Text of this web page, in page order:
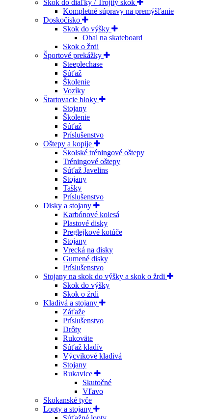
Skok do diaľky / Trojitý skok
Kompletné súpravy na premýšľanie
Doskočisko
Skok do výšky
Obal na skateboard
Skok o žrdi
Športové prekážky
Steeplechase
Súťaž
Školenie
Vozíky
Štartovacie bloky
Stojany
Školenie
Súťaž
Príslušenstvo
Oštepy a kopije
Školské tréningové oštepy
Tréningové oštepy
Súťaž Javelins
Stojany
Tašky
Príslušenstvo
Disky a stojany
Karbónové kolesá
Plastové disky
Preglejkové kotúče
Stojany
Vrecká na disky
Gumené disky
Príslušenstvo
Stojany na skok do výšky a skok o žrdi
Skok do výšky
Skok o žrdi
Kladivá a stojany
Záťaže
Príslušenstvo
Drôty
Rukoväte
Súťaž kladív
Výcvikové kladivá
Stojany
Rukavice
Skutočné
Vľavo
Skokanské tyče
Lopty a stojany